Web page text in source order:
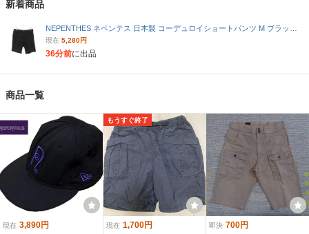
新着商品
現在 5,280円
36分前に出品
商品一覧
現在 3,890円
もうすぐ終了
現在 1,700円 即決 700円